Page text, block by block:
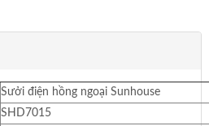
Sưởi điện hồng ngoại Sunhouse
SHD7015